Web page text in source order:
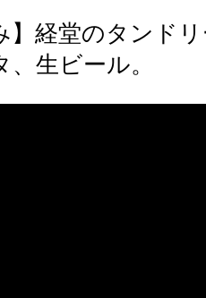
】経堂のタンド
生ビール。